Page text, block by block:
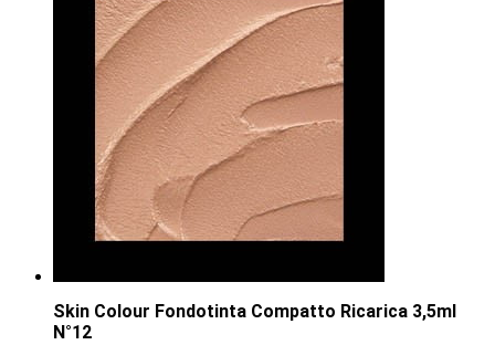
Skin Colour Fondotinta Compatto Ricarica 3,5ml
N°12